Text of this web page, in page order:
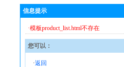
信息提示
·模板product_list.html不存在
您可以：
·返回